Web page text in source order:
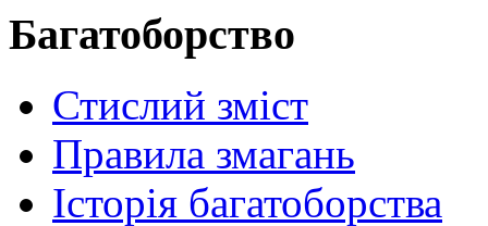
Багатоборство
Стислий зміст
Правила змагань
Історія багатоборства